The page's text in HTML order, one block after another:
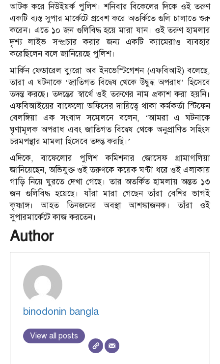
আটক করে নিউইয়র্ক পুলিশ। শনিবার বিকেলের দিকে ওই তরুণ
একটি ব্যস্ত সুপার মার্কেটে প্রবেশ করে অতর্কিতে গুলি চালাতে শুরু
করেন। এতে ১০ জন গুলিবিদ্ধ হয়ে মারা যান। ওই তরুণ হামলার
দৃশ্য লাইভ সম্প্রচার করার জন্য একটি ক্যামেরাও ব্যবহার
করেছিলেন বলে জানিয়েছে পুলিশ।
মার্কিন ফেডারেল ব্যুরো অব ইনভেস্টিগেশন (এফবিআই) বলেছে,
তারা এ ঘটনাকে ‘জাতিগত বিদ্বেষ থেকে উদ্বুদ্ধ অপরাধ’ হিসেবে
তদন্ত করছে। তদন্তের স্বার্থে ওই তরুণের নাম প্রকাশ করা হয়নি।
এফবিআইয়ের বাফেলো অফিসের দায়িত্বে থাকা কর্মকর্তা স্টিফেন
বেলঙ্গিয়া এক সংবাদ সম্মেলনে বলেন, ‘আমরা এ ঘটনাকে
ঘৃণামূলক অপরাধ এবং জাতিগত বিদ্বেষ থেকে অনুপ্রাণিত সহিংস
চরমপন্থার মামলা হিসেবে তদন্ত করছি।’
এদিকে, বাফেলোর পুলিশ কমিশনার জোসেফ গ্রামাগলিয়া
জানিয়েছেন, অভিযুক্ত ওই তরুণকে কয়েক ঘণ্টা ধরে ওই এলাকায়
গাড়ি নিয়ে ঘুরতে দেখা গেছে। তার অতর্কিত হামলায় অন্তত ১৩
জন গুলিবিদ্ধ হয়েছে। যাঁরা মারা গেছেন তাঁরা বেশির ভাগই
কৃষ্ণাঙ্গ। আহত তিনজনের অবস্থা আশঙ্কাজনক। তাঁরা ওই
সুপারমার্কেটে কাজ করতেন।
Author
binodonin bangla
View all posts